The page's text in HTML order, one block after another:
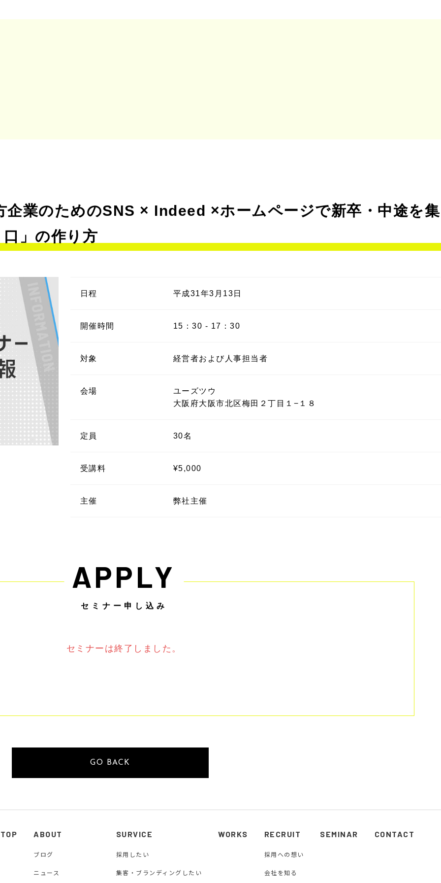
企業のためのSNS × Indeed ×ホームページで新卒・中途を集
」の作り方
日程 平成31年3月13日
開催時間 15：30 - 17：30
対象 経営者および人事担当者
会場
ユーズツウ
大阪府大阪市北区梅田２丁目１−１８
定員 30名
受講料 ¥5,000
主催 弊社主催
APPLY
セミナー申し込み
セミナーは終了しました。
GO BACK
TOP ABOUT
ブログ
ニュース
SURVICE
採用したい
集客・ブランディングしたい
WORKS RECRUIT
採用への想い
会社を知る
SEMINAR CONTACT